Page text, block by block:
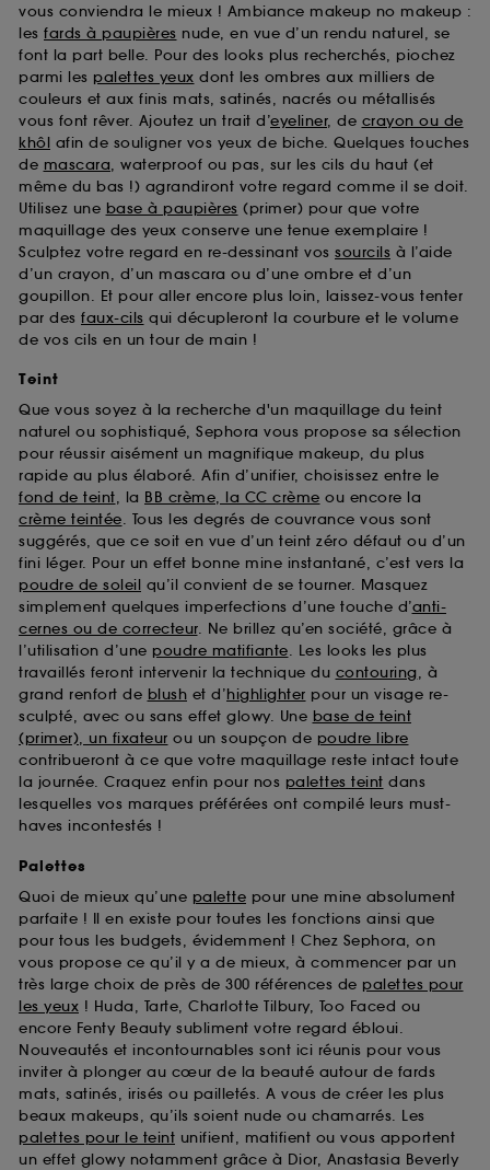
vous conviendra le mieux ! Ambiance makeup no makeup :
les fards à paupières nude, en vue d’un rendu naturel, se
font la part belle. Pour des looks plus recherchés, piochez
parmi les palettes yeux dont les ombres aux milliers de
couleurs et aux finis mats, satinés, nacrés ou métallisés
vous font rêver. Ajoutez un trait d’eyeliner, de crayon ou de
khôl afin de souligner vos yeux de biche. Quelques touches
de mascara, waterproof ou pas, sur les cils du haut (et
même du bas !) agrandiront votre regard comme il se doit.
Utilisez une base à paupières (primer) pour que votre
maquillage des yeux conserve une tenue exemplaire !
Sculptez votre regard en re-dessinant vos sourcils à l’aide
d’un crayon, d’un mascara ou d’une ombre et d’un
goupillon. Et pour aller encore plus loin, laissez-vous tenter
par des faux-cils qui décupleront la courbure et le volume
de vos cils en un tour de main !
Teint
Que vous soyez à la recherche d'un maquillage du teint
naturel ou sophistiqué, Sephora vous propose sa sélection
pour réussir aisément un magnifique makeup, du plus
rapide au plus élaboré. Afin d’unifier, choisissez entre le
fond de teint, la BB crème, la CC crème ou encore la
crème teintée. Tous les degrés de couvrance vous sont
suggérés, que ce soit en vue d’un teint zéro défaut ou d’un
fini léger. Pour un effet bonne mine instantané, c’est vers la
poudre de soleil qu’il convient de se tourner. Masquez
simplement quelques imperfections d’une touche d’anti-
cernes ou de correcteur. Ne brillez qu’en société, grâce à
l’utilisation d’une poudre matifiante. Les looks les plus
travaillés feront intervenir la technique du contouring, à
grand renfort de blush et d’highlighter pour un visage re-
sculpté, avec ou sans effet glowy. Une base de teint
(primer), un fixateur ou un soupçon de poudre libre
contribueront à ce que votre maquillage reste intact toute
la journée. Craquez enfin pour nos palettes teint dans
lesquelles vos marques préférées ont compilé leurs must-
haves incontestés !
Palettes
Quoi de mieux qu’une palette pour une mine absolument
parfaite ! Il en existe pour toutes les fonctions ainsi que
pour tous les budgets, évidemment ! Chez Sephora, on
vous propose ce qu’il y a de mieux, à commencer par un
très large choix de près de 300 références de palettes pour
les yeux ! Huda, Tarte, Charlotte Tilbury, Too Faced ou
encore Fenty Beauty subliment votre regard ébloui.
Nouveautés et incontournables sont ici réunis pour vous
inviter à plonger au cœur de la beauté autour de fards
mats, satinés, irisés ou pailletés. A vous de créer les plus
beaux makeups, qu’ils soient nude ou chamarrés. Les
palettes pour le teint unifient, matifient ou vous apportent
un effet glowy notamment grâce à Dior, Anastasia Beverly